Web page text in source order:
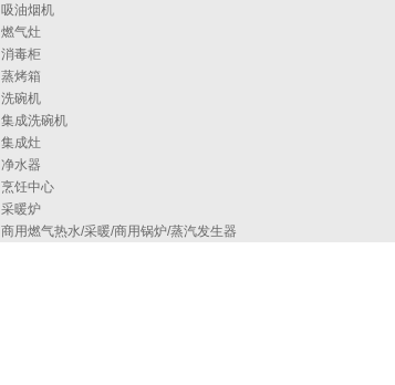
吸油烟机
燃气灶
消毒柜
蒸烤箱
洗碗机
集成洗碗机
集成灶
净水器
烹饪中心
采暖炉
商用燃气热水/采暖/商用锅炉/蒸汽发生器